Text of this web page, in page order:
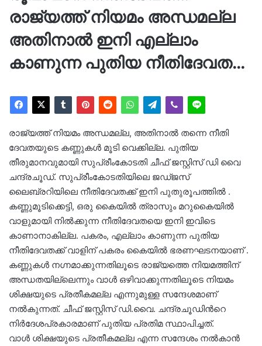
രാജ്യത്ത് നിയമം അന്ധമല്ല
അതിനാൽ ഇനി എല്ലാം
കാണുന്ന പുതിയ നീതിദേവത…
രാജ്യത്ത് നിയമം അന്ധമല്ല, അതിനാൽ തന്നെ നീതി
ദേവതയുടെ കണ്ണുകൾ മൂടി വെക്കില്ല. പുതിയ
തീരുമാനവുമായി സുപ്രീംകോടതി ചീഫ്‌ ജസ്റ്റിസ്‌ ഡി വൈ
ചന്ദ്രചൂഡ്. സുപ്രീംകോടതിയിലെ ജഡ്ജസ്
ലൈബ്രറിയിലെ നീതിദേവതക്ക് ഇനി പുതുരൂപത്തിൽ .
കണ്ണുമൂടിക്കെട്ടി, ഒരു കൈയില്‍ ത്രാസും മറുകൈയില്‍
വാളുമായി നില്‍ക്കുന്ന നീതിദേവതയെ ഇനി ഇവിടെ
കാണാനാകില്ല. പകരം, എല്ലാം കാണുന്ന പുതിയ
നീതിദേവതക്ക് വാളിന് പകരം കൈയില്‍ ഭരണഘടനയാണ് .
കണ്ണുകള്‍ നഗ്നമാക്കുന്നതിലൂടെ രാജ്യത്തെ നിയമത്തിന്
അന്ധതയില്ലെന്നും വാള്‍ ഒഴിവാക്കുന്നതിലൂടെ നിയമം
ശിക്ഷയുടെ പ്രതീകമല്ല എന്നുമുള്ള സന്ദേശമാണ്
നല്‍കുന്നത്. ചീഫ് ജസ്റ്റിസ് ഡി.വൈ. ചന്ദ്രചൂഡിന്‍റെ
നിർദേശപ്രകാരമാണ് പുതിയ പ്രതിമ സ്ഥാപിച്ചത്.
വാൾ ശിക്ഷയുടെ പ്രതീകമല്ല എന്ന സന്ദേശം നൽകാൻ